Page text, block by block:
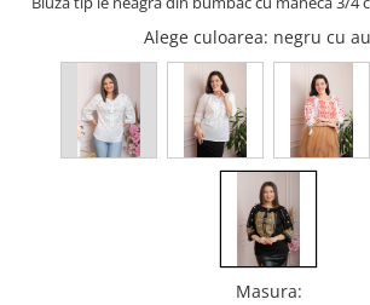
Alege culoarea: negru cu
Masura: